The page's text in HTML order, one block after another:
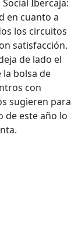
Ibercaja:
en cuanto a
los circuitos
satisfacción.
de lado el
la bolsa de
con
sugieren para
de este año lo